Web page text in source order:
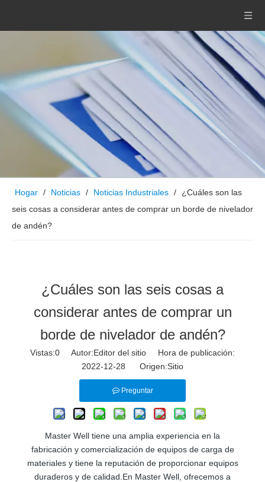
Hogar / Noticias / Noticias Industriales /
¿Cuáles son las
seis cosas a considerar antes de comprar un borde de nivelador
de andén?
¿Cuáles son las seis cosas a
considerar antes de comprar un
borde de nivelador de andén?
Vistas:0 Autor:Editor del sitio Hora de publicación:
2022-12-28 Origen:Sitio
Preguntar
Master Well tiene una amplia experiencia en la
fabricación y comercialización de equipos de carga de
materiales y tiene la reputación de proporcionar equipos
duraderos y de calidad.En Master Well, ofrecemos a